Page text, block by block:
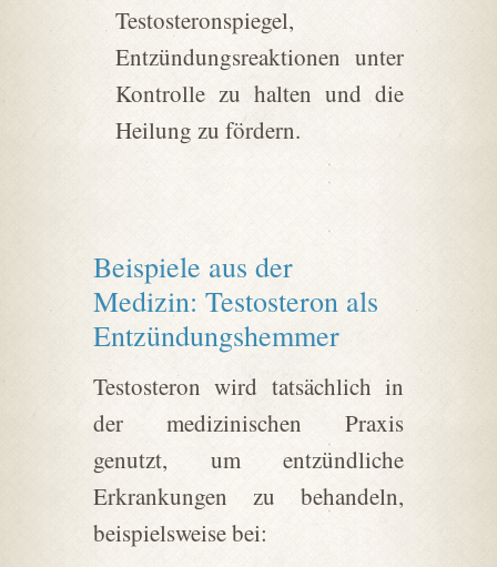
Testosteronspiegel,
Entzündungsreaktionen unter
Kontrolle zu halten und die
Heilung zu fördern.
Beispiele aus der
Medizin: Testosteron als
Entzündungshemmer
Testosteron wird tatsächlich in
der medizinischen Praxis
genutzt, um entzündliche
Erkrankungen zu behandeln,
beispielsweise bei: